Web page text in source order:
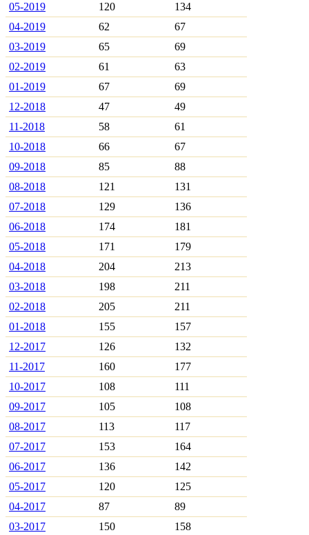
05-2019
120
134
04-2019
62
67
03-2019
65
69
02-2019
61
63
01-2019
67
69
12-2018
47
49
11-2018
58
61
10-2018
66
67
09-2018
85
88
08-2018
121
131
07-2018
129
136
06-2018
174
181
05-2018
171
179
04-2018
204
213
03-2018
198
211
02-2018
205
211
01-2018
155
157
12-2017
126
132
11-2017
160
177
10-2017
108
111
09-2017
105
108
08-2017
113
117
07-2017
153
164
06-2017
136
142
05-2017
120
125
04-2017
87
89
03-2017
150
158